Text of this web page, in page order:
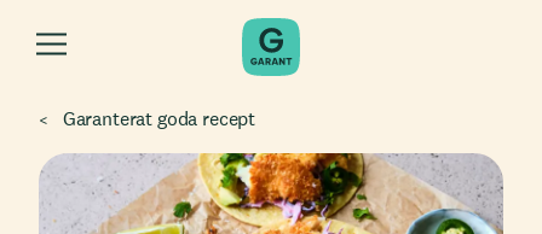
Garanterat goda recept